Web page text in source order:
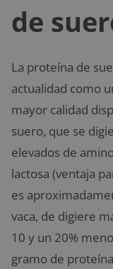
de
La proteína de
actualidad como
mayor calidad
suero, que se
elevados de
lactosa (ventaja
es
vaca, de digiere
10 y un 20%
gramo de